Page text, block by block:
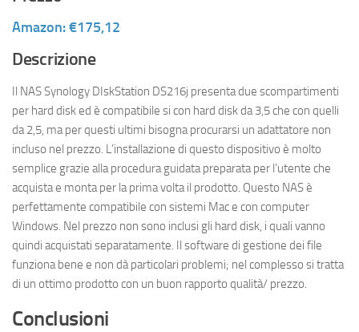
Amazon: €175,12
Descrizione
Il NAS Synology DIskStation DS216j presenta due scompartimenti
per hard disk ed è compatibile si con hard disk da 3,5 che con quelli
da 2,5, ma per questi ultimi bisogna procurarsi un adattatore non
incluso nel prezzo. L’installazione di questo dispositivo è molto
semplice grazie alla procedura guidata preparata per l’utente che
acquista e monta per la prima volta il prodotto. Questo NAS è
perfettamente compatibile con sistemi Mac e con computer
Windows. Nel prezzo non sono inclusi gli hard disk, i quali vanno
quindi acquistati separatamente. Il software di gestione dei file
funziona bene e non dà particolari problemi; nel complesso si tratta
di un ottimo prodotto con un buon rapporto qualità/ prezzo.
Conclusioni